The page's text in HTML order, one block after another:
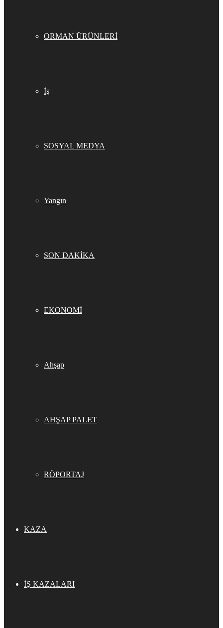
ORMAN ÜRÜNLERİ
İş
SOSYAL MEDYA
Yangın
SON DAKİKA
EKONOMİ
Ahşap
AHŞAP PALET
RÖPORTAJ
KAZA
İŞ KAZALARI